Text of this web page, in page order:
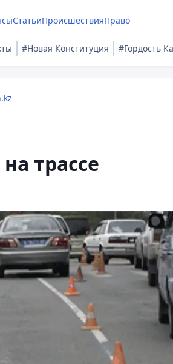
СтатьиПроисшествияПраво
#Новая Конституция #Гордость
трассе